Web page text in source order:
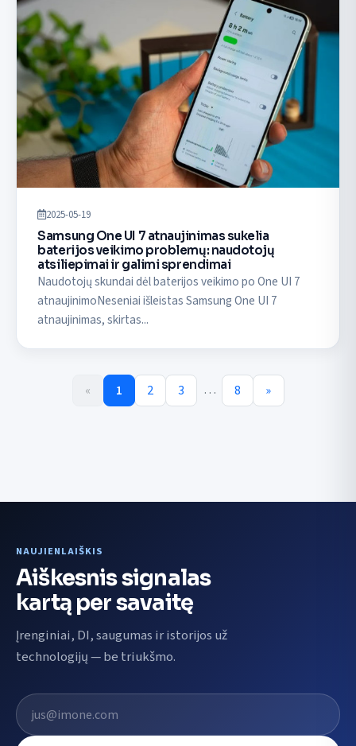
2025-05-19
Samsung One UI 7 atnaujinimas sukelia
baterijos veikimo problemų: naudotojų
atsiliepimai ir galimi sprendimai
Naudotojų skundai dėl baterijos veikimo po One UI 7
atnaujinimoNeseniai išleistas Samsung One UI 7
atnaujinimas, skirtas...
« 1 2 3 … 8 »
NAUJIENLAIŠKIS
Aiškesnis signalas
kartą per savaitę
Įrenginiai, DI, saugumas ir istorijos už
technologijų — be triukšmo.
El. pašto adresas